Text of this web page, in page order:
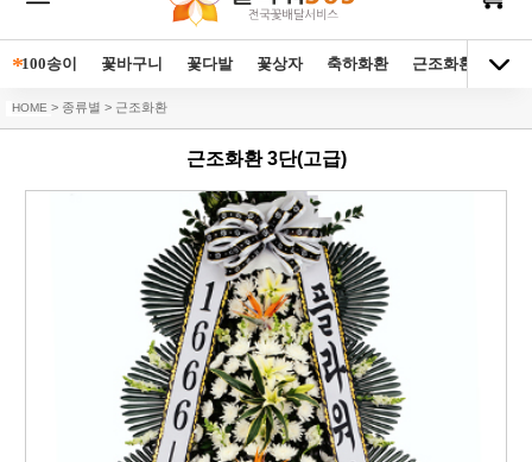
*100송이 꽃바구니 꽃다발 꽃상자 축하화환 근조화환 동양
HOME > 종류별 > 근조화환
근조화환 3단(고급)